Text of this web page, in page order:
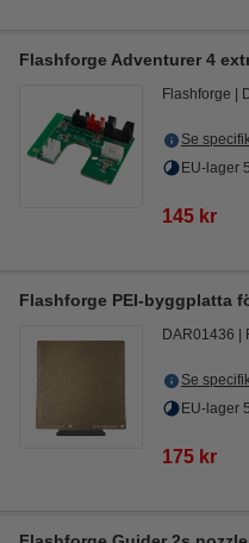
Flashforge Adventurer 4
Flashforge
Se
EU-lager
145 kr
Flashforge PEI-byggplatta
DAR01436
Se
EU-lager
175 kr